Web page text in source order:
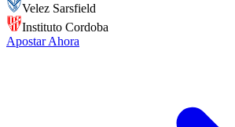
Velez Sarsfield
Instituto Cordoba
Apostar Ahora